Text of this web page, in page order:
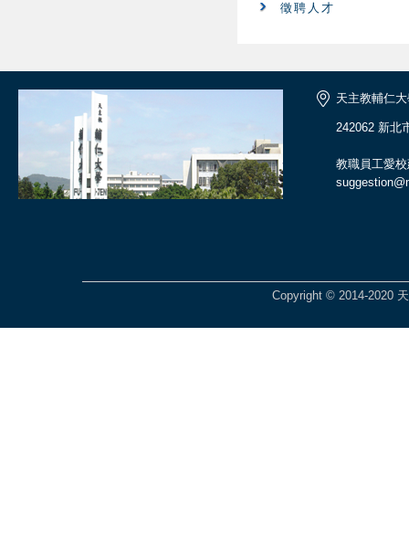
徵聘人才
天主教輔仁
242062 新北
教職員工愛
Copyright © 2014-2020